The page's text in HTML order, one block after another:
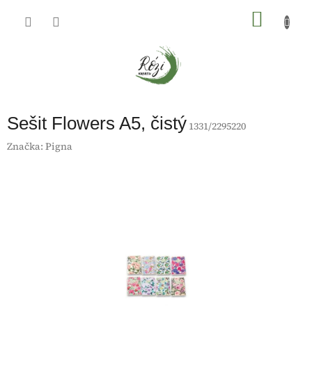
Sešit Flowers A5, čistý 1331/2295220
Značka: Pigna